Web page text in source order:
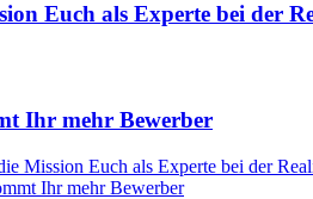
Euch als Experte bei der
Ihr mehr Bewerber
Mission Euch als Experte bei der
Ihr mehr Bewerber